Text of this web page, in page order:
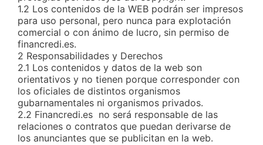
1.2 Los contenidos de la WEB podrán ser impresos
para uso personal, pero nunca para explotación
comercial o con ánimo de lucro, sin permiso de
financredi.es.
2 Responsabilidades y Derechos
2.1 Los contenidos y datos de la web son
orientativos y no tienen porque corresponder con
los oficiales de distintos organismos
gubarnamentales ni organismos privados.
2.2 Financredi.es no será responsable de las
relaciones o contratos que puedan derivarse de
los anunciantes que se publicitan en la web.